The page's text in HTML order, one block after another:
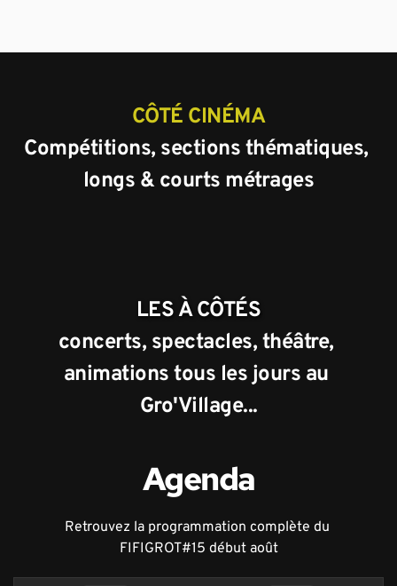
CÔTÉ CINÉMA
Compétitions, sections thématiques,
longs & courts métrages
LES À CÔTÉS
concerts, spectacles, théâtre,
animations tous les jours au
Gro'Village...
Agenda
Retrouvez la programmation complète du
FIFIGROT#15 début août